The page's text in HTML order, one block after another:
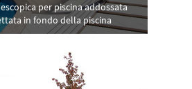
per piscina addossata
in fondo della piscina